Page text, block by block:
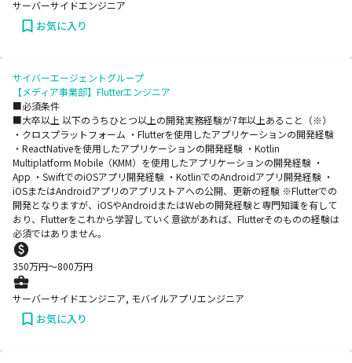
サーバーサイドエンジニア
お気に入り
サイバーエージェントグループ
【メディア事業部】Flutterエンジニア
■必須条件
■大卒以上 以下のうちひとつ以上の開発実務経験が7年以上あること（※）
・クロスプラットフォーム ・Flutterを使用したアプリケーションの開発経験
・ReactNativeを使用したアプリケーションの開発経験 ・Kotlin
Multiplatform Mobile（KMM）を使用したアプリケーションの開発経験 ・
App ・SwiftでのiOSアプリ開発経験 ・KotlinでのAndroidアプリ開発経験 ・
iOSまたはAndroidアプリのアプリストアへの公開、更新の経験 ※Flutterでの
開発となりますが、iOSやAndroidまたはWebの開発経験と専門知識を有して
おり、Flutterをこれから学習していく意欲があれば、Flutterそのものの経験は
必須ではありません。
350万円〜800万円
サーバーサイドエンジニア, モバイルアプリエンジニア
お気に入り